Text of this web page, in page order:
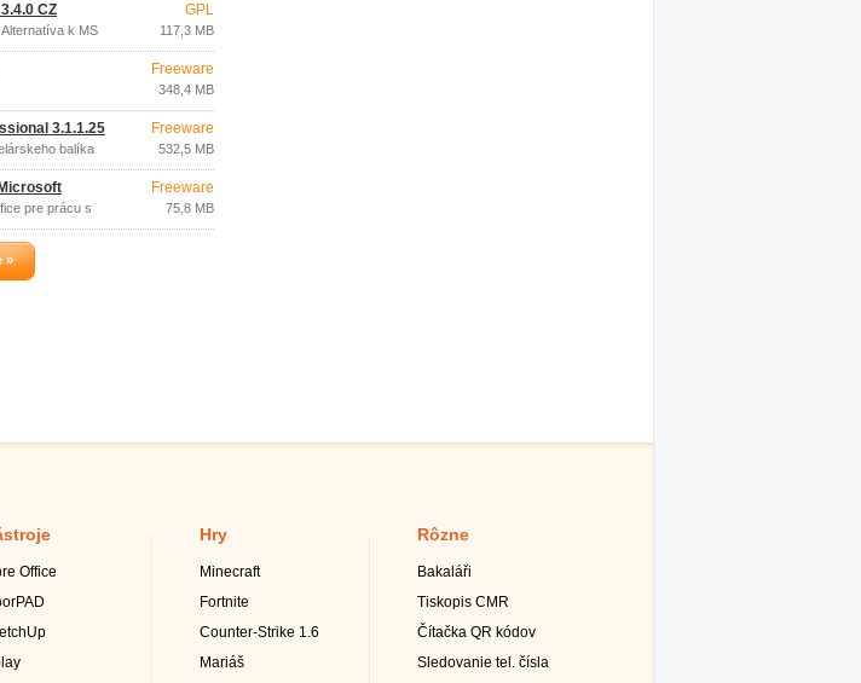
CZ
k MS
GPL
117,3 MB
Freeware
348,4 MB
3.1.1.25
balíka
Freeware
532,5 MB
pre prácu s
Freeware
75,8 MB
»
Office
Hry
Minecraft
Fortnite
Counter-Strike 1.6
Mariáš
Rôzne
Bakaláři
Tiskopis CMR
Čítačka QR kódov
Sledovanie tel. čísla